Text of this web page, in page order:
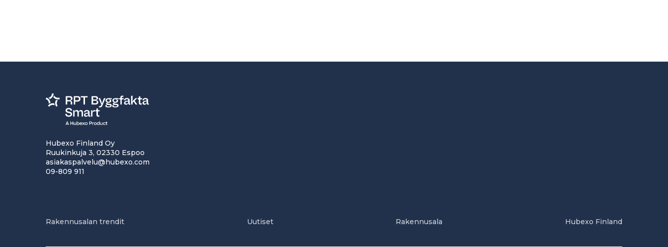
Hubexo Finland Oy
Ruukinkuja 3, 02330 Espoo
asiakaspalvelu@hubexo.com
09-809 911
Rakennusalan trendit Uutiset Rakennusala Hubexo Finland